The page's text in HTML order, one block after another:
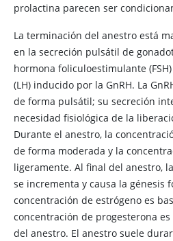
prolactina parecen ser
La terminación del anestro está
en la secreción pulsátil de
hormona foliculoestimulante
(LH) inducido por la GnRH. La
de forma pulsátil; su secreción
necesidad fisiológica de la
Durante el anestro, la
de forma moderada y la
ligeramente. Al final del anestro,
se incrementa y causa la génesis
concentración de estrógeno es
concentración de progesterona
del anestro. El anestro suele